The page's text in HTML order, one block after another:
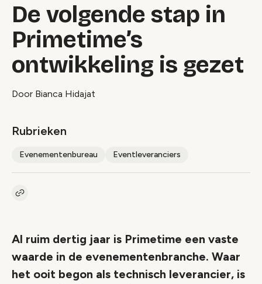
De volgende stap in
Primetime’s
ontwikkeling is gezet
Door Bianca Hidajat
Rubrieken
Evenementenbureau Eventleveranciers
Kopieer link naar artikel
Al ruim dertig jaar is Primetime een vaste
waarde in de evenementenbranche. Waar
het ooit begon als technisch leverancier, is